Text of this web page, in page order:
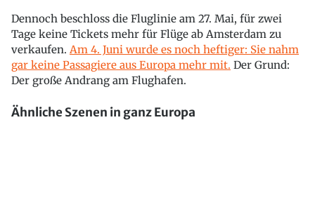
Dennoch beschloss die Fluglinie am 27. Mai, für zwei
Tage keine Tickets mehr für Flüge ab Amsterdam zu
verkaufen. Am 4. Juni wurde es noch heftiger: Sie nahm
gar keine Passagiere aus Europa mehr mit. Der Grund:
Der große Andrang am Flughafen.
Ähnliche Szenen in ganz Europa